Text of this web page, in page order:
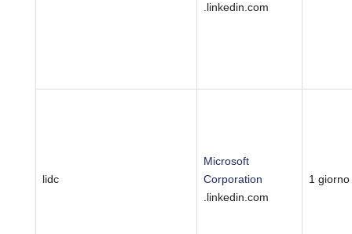
.linkedin.com
lidc
Microsoft
Corporation
.linkedin.com
1 giorno